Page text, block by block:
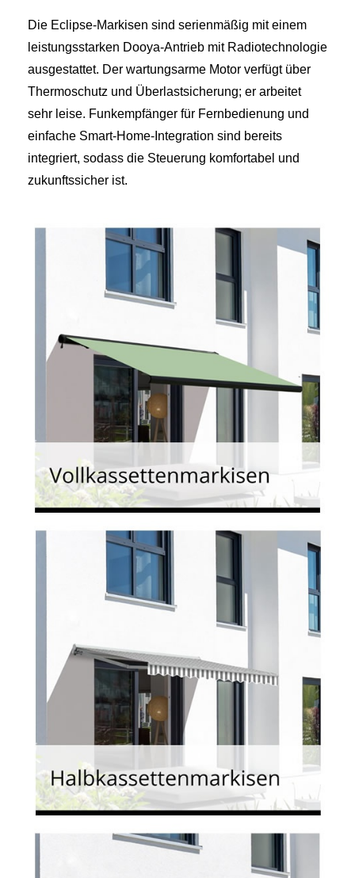
Die Eclipse‑Markisen sind serienmäßig mit einem
leistungsstarken Dooya‑Antrieb mit Radiotechnologie
ausgestattet. Der wartungsarme Motor verfügt über
Thermoschutz und Überlastsicherung; er arbeitet
sehr leise. Funkempfänger für Fernbedienung und
einfache Smart‑Home‑Integration sind bereits
integriert, sodass die Steuerung komfortabel und
zukunftssicher ist.